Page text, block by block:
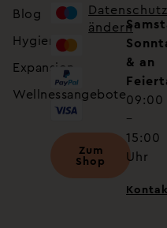
Blog
Hygiene
Expansion
Wellnessangebote
Zum
Shop
ändern
& an
09:00
–
15:00
Uhr